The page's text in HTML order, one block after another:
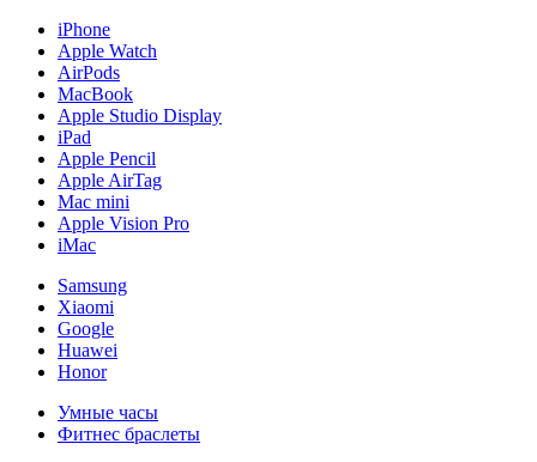
iPhone
Apple Watch
AirPods
MacBook
Apple Studio Display
iPad
Apple Pencil
Apple AirTag
Mac mini
Apple Vision Pro
iMac
Samsung
Xiaomi
Google
Huawei
Honor
Умные часы
Фитнес браслеты